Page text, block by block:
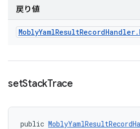
戻り値
MoblyYamlResultRecordHandler.
setStackTrace
public